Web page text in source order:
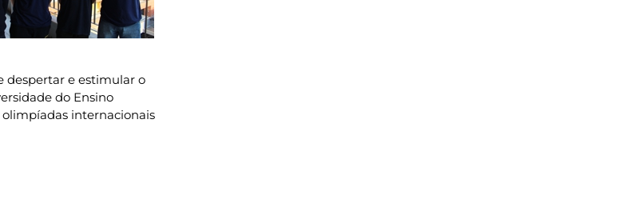
despertar e estimular o
do Ensino
olimpíadas internacionais